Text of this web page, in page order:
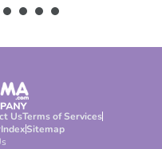
UsTerms of Services
IndexSitemap